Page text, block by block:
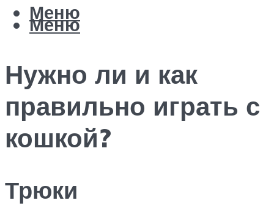
Меню
Меню
Нужно ли и как
правильно играть с
кошкой?
Трюки